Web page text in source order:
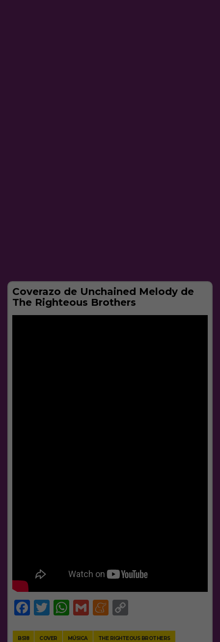
Coverazo de Unchained Melody de
The Righteous Brothers
Facebook
Twitter
WhatsApp
GmailMeneame
BS18 COVER MÚSICA THE RIGHTEOUS BROTHERS